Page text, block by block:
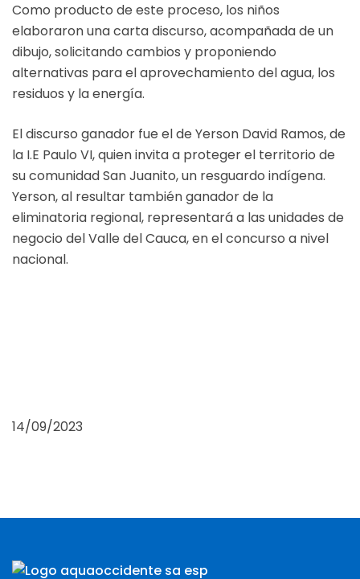
Como producto de este proceso, los niños
elaboraron una carta discurso, acompañada de un
dibujo, solicitando cambios y proponiendo
alternativas para el aprovechamiento del agua, los
residuos y la energía.
El discurso ganador fue el de Yerson David Ramos, de
la I.E Paulo VI, quien invita a proteger el territorio de
su comunidad San Juanito, un resguardo indígena.
Yerson, al resultar también ganador de la
eliminatoria regional, representará a las unidades de
negocio del Valle del Cauca, en el concurso a nivel
nacional.
14/09/2023